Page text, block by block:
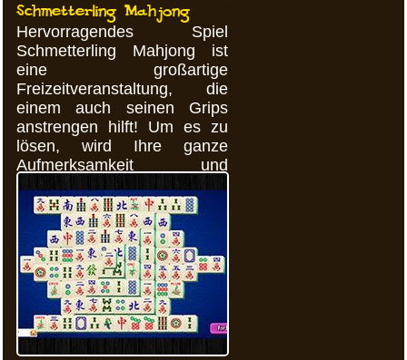
Schmetterling Mahjong
Hervorragendes Spiel
Schmetterling Mahjong ist
eine großartige
Freizeitveranstaltung, die
einem auch seinen Grips
anstrengen hilft! Um es zu
lösen, wird Ihre ganze
Aufmerksamkeit und
Beharrlichkeit in Anspruch
genommen.